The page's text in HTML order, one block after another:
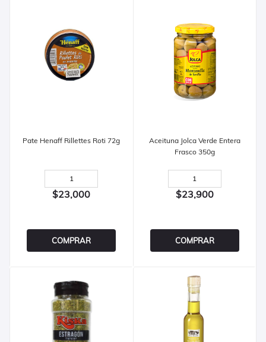
Pate Henaff Rillettes Roti 72g
$23,000
COMPRAR
Aceituna Jolca Verde Entera
Frasco 350g
$23,900
COMPRAR